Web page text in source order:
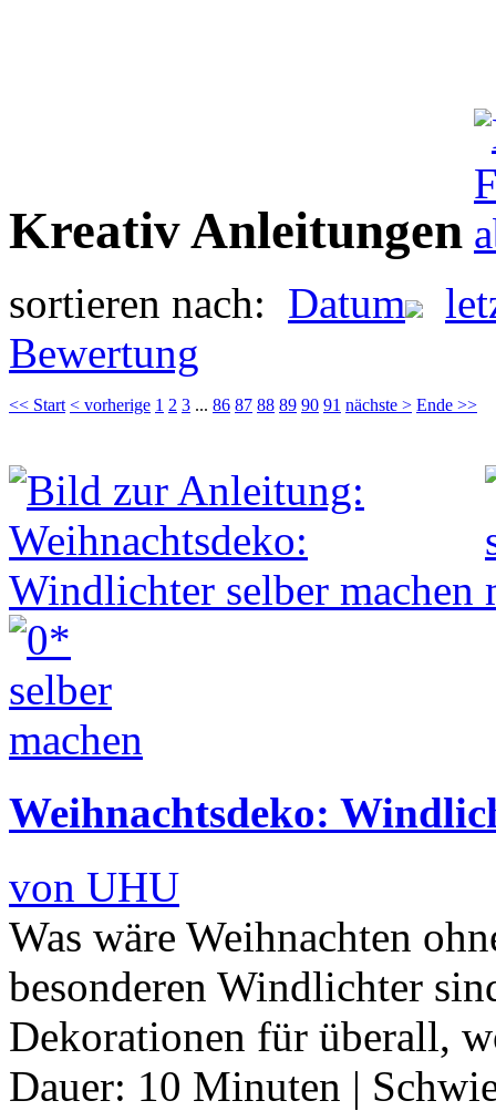
Kreativ Anleitungen
sortieren nach: Datum
Bewertung
<< Start < vorherige 1 2 3 ... 86 87 88 89 90 91 nächste > Ende >>
Weihnachtsdeko:
von UHU
Was wäre Weihnachten
besonderen Windlichter
Dekorationen für überall,
Dauer: 10 Minuten |